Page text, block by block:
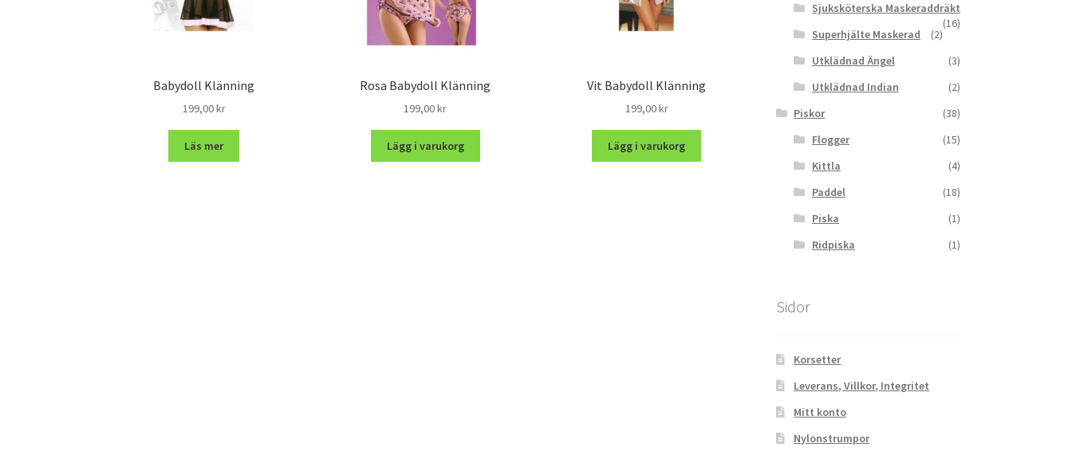
Babydoll Klänning
199,00kr
Läs mer
Rosa Babydoll Klänning
199,00kr
Lägg i varukorg
Vit Babydoll Klänning
199,00kr
Lägg i varukorg
Sjuksköterska Maskeraddräkt
(16)
Superhjälte Maskerad
(2)
Utklädnad Ängel
(3)
Utklädnad Indian
(2)
Piskor
(38)
Flogger
(15)
Kittla
(4)
Paddel
(18)
Piska
(1)
Ridpiska
(1)
Sidor
Korsetter
Leverans, Villkor, Integritet
Mitt konto
Nylonstrumpor